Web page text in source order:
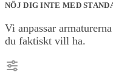
NÖJ DIG INTE MED
Vi anpassar
du faktiskt vill ha.